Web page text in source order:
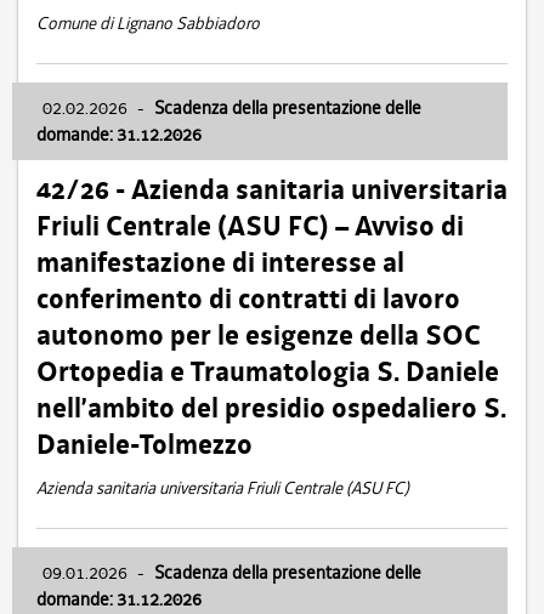
Comune di Lignano Sabbiadoro
02.02.2026 - Scadenza della presentazione delle
domande: 31.12.2026
42/26 - Azienda sanitaria universitaria
Friuli Centrale (ASU FC) – Avviso di
manifestazione di interesse al
conferimento di contratti di lavoro
autonomo per le esigenze della SOC
Ortopedia e Traumatologia S. Daniele
nell’ambito del presidio ospedaliero S.
Daniele-Tolmezzo
Azienda sanitaria universitaria Friuli Centrale (ASU FC)
09.01.2026 - Scadenza della presentazione delle
domande: 31.12.2026